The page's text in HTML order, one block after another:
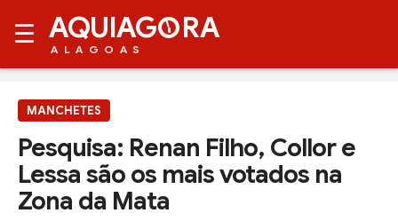
☰ AQUIAG RA
ALAGOAS
MANCHETES
Pesquisa: Renan Filho, Collor e
Lessa são os mais votados na
Zona da Mata